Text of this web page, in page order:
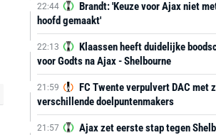
22:44
Brandt: 'Keuze voor Ajax niet
hoofd gemaakt'
22:13
Klaassen heeft duidelijke
voor Godts na Ajax - Shelbourne
21:59
FC Twente verpulvert DAC met
verschillende doelpuntenmakers
21:57
Ajax zet eerste stap tegen